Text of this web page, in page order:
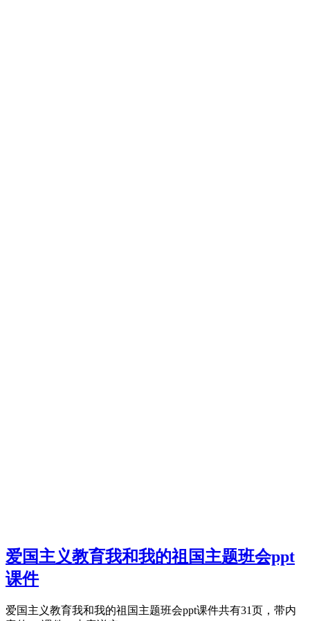
爱国主义教育我和我的祖国主题班会ppt
课件
爱国主义教育我和我的祖国主题班会ppt课件共有31页，带内